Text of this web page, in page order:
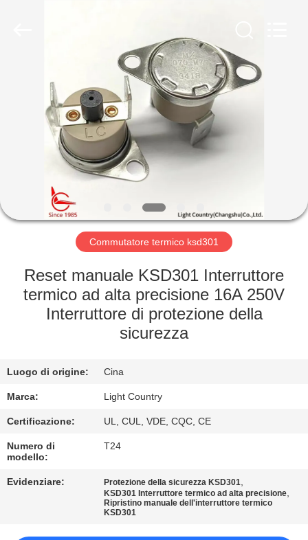
PRODOTTI
VIDEO
MOSTRA
VR
CIRCA
NOI
FABBRICA
CONTROLLO
DI
QUALITÀ
CONTATTICI
Commutatore termico ksd301
Reset manuale KSD301 Interruttore
termico ad alta precisione 16A 250V
Interruttore di protezione della
sicurezza
Luogo di origine: Cina
Marca: Light Country
Certificazione: UL, CUL, VDE, CQC, CE
Numero di
modello:
T24
Evidenziare: Protezione della sicurezza KSD301,
KSD301 Interruttore termico ad alta precisione,
Ripristino manuale dell'interruttore termico
KSD301